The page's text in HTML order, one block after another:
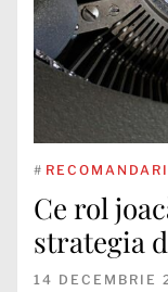
# RECOMANDARI
Ce rol
strategia
14 DECEMBRIE